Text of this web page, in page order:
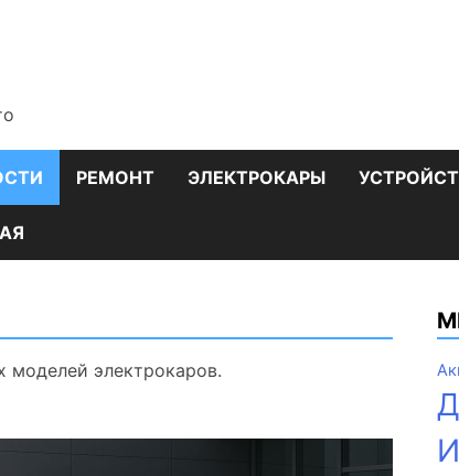
РЕМОНТ ЭЛЕКТРОКАРЫ
моделей электрокаров.